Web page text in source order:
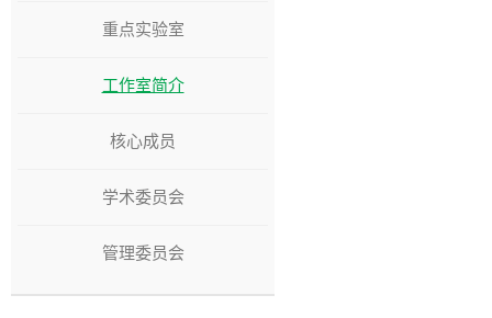
重点实验室
工作室简介
核心成员
学术委员会
管理委员会